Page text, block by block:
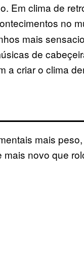
Em clima de
no
mais
de
a criar o clima
mais
novo que